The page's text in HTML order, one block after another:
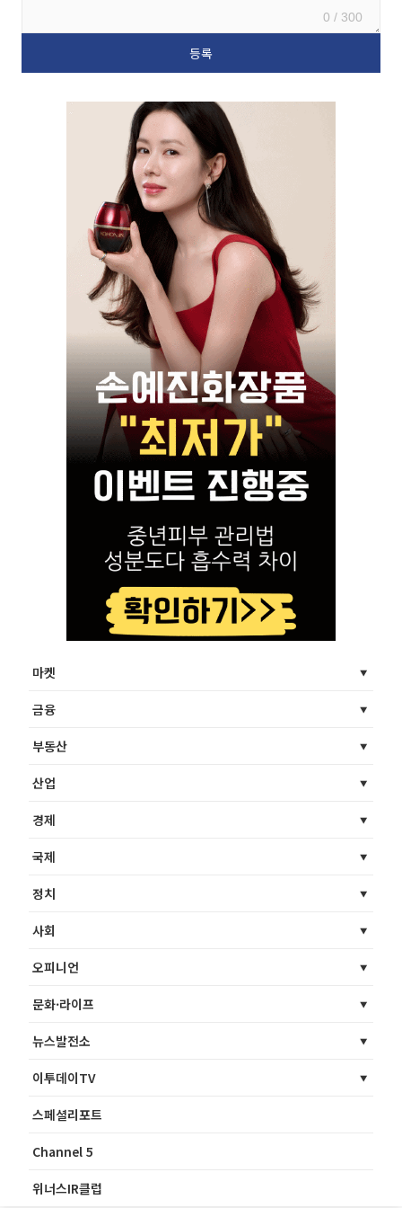
0 / 300
마켓
금융
부동산
산업
경제
국제
정치
사회
오피니언
문화·라이프
뉴스발전소
이투데이TV
스페셜리포트
Channel 5
위너스IR클럽